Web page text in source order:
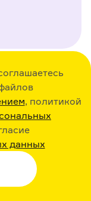
, политикой
данных
ли